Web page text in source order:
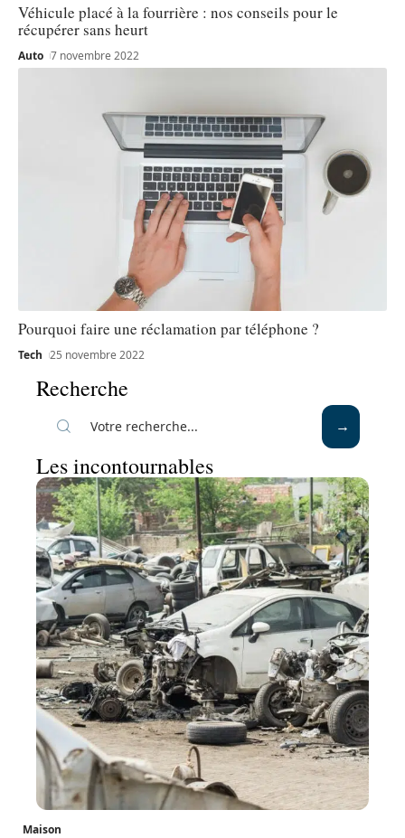
Véhicule placé à la fourrière : nos conseils pour le
récupérer sans heurt
Auto 7 novembre 2022
Pourquoi faire une réclamation par téléphone ?
Tech 25 novembre 2022
Recherche
Les incontournables
Maison